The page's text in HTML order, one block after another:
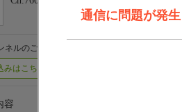
通信に問題が発
ネルのご視聴には、オプションチャンネル(有
みはこちら
容